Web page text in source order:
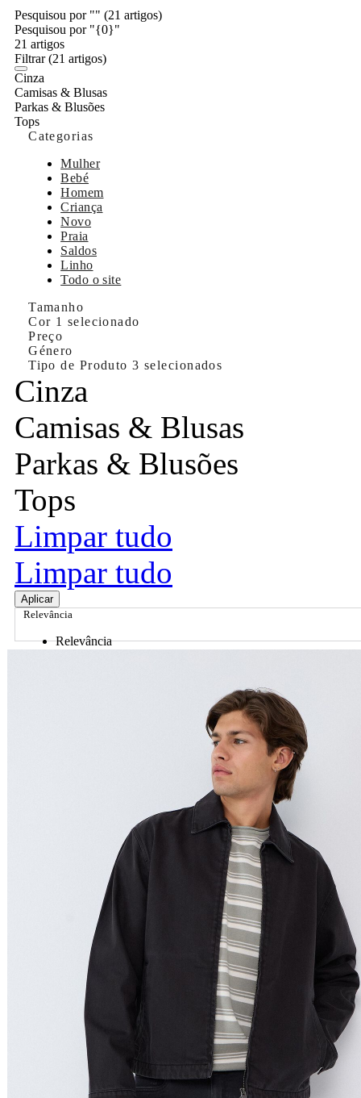
Pesquisou por "" (21 artigos)
Pesquisou por "{0}"
21 artigos
Filtrar(21 artigos)
Cinza
Camisas & Blusas
Parkas & Blusões
Tops
Categorias
Mulher
Bebé
Homem
Criança
Novo
Praia
Saldos
Linho
Todo o site
Tamanho
Cor 1 selecionado
Preço
Género
Tipo de Produto3 selecionados
Cinza
Camisas & Blusas
Parkas & Blusões
Tops
Limpar tudo
Limpar tudo
Aplicar
Relevância
Relevância
Nome do Produto A - Z
Nome do Produto Z - A